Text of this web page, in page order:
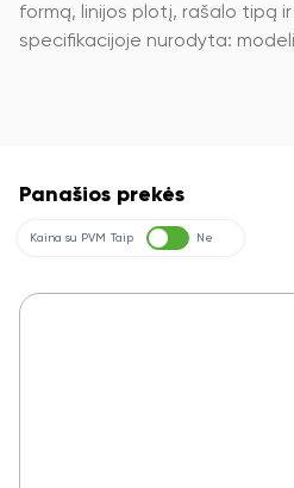
formą, linijos plotį, rašalo tipą
specifikacijoje nurodyta:
Panašios prekės
Kaina su PVM Taip Ne